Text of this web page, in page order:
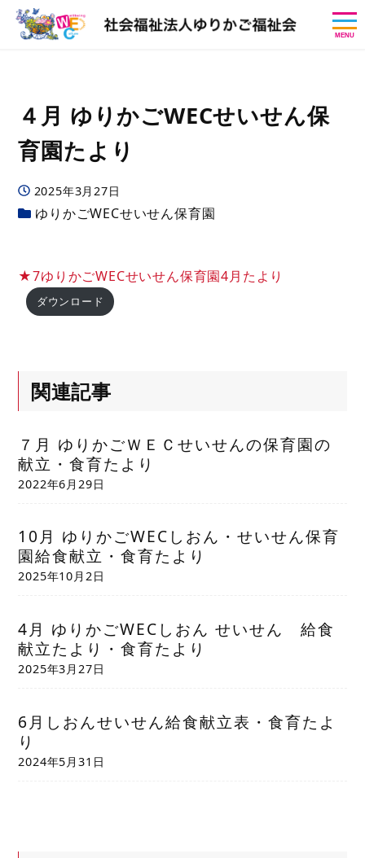
MENU
４月 ゆりかごWECせいせん保
育園たより
投稿日
2025年3月27日
カテゴリー
ゆりかごWECせいせん保育園
★7ゆりかごWECせいせん保育園4月たより
ダウンロード
関連記事
７月 ゆりかごＷＥＣせいせんの保育園の
献立・食育たより
2022年6月29日
10月 ゆりかごWECしおん・せいせん保育
園給食献立・食育たより
2025年10月2日
4月 ゆりかごWECしおん せいせん 給食
献立たより・食育たより
2025年3月27日
6月しおんせいせん給食献立表・食育たよ
り
2024年5月31日